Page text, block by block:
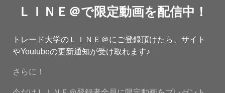
ＬＩＮＥ＠で限定動画を配信中！
トレード大学のＬＩＮＥ＠にご登録頂けたら、サイト
やYoutubeの更新通知が受け取れます♪
さらに！